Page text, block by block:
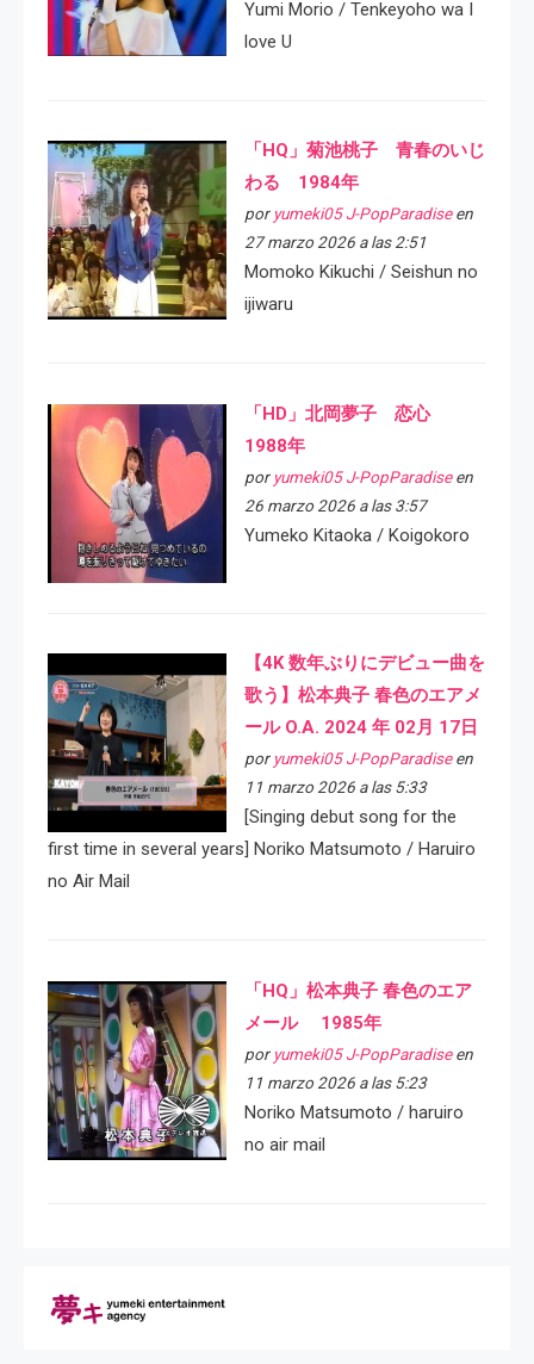
Yumi Morio / Tenkeyoho wa I
love U
「HQ」菊池桃子 青春のいじ
わる 1984年
por yumeki05 J-PopParadiseen
27 marzo 2026 a las 2:51
Momoko Kikuchi / Seishun no
ijiwaru
「HD」北岡夢子 恋心
1988年
por yumeki05 J-PopParadiseen
26 marzo 2026 a las 3:57
Yumeko Kitaoka / Koigokoro
【4K 数年ぶりにデビュー曲を
歌う】松本典子 春色のエアメ
ール O.A. 2024 年 02月 17日
por yumeki05 J-PopParadiseen
11 marzo 2026 a las 5:33
[Singing debut song for the
first time in several years] Noriko Matsumoto / Haruiro
no Air Mail
「HQ」松本典子 春色のエア
メール 1985年
por yumeki05 J-PopParadiseen
11 marzo 2026 a las 5:23
Noriko Matsumoto / haruiro
no air mail